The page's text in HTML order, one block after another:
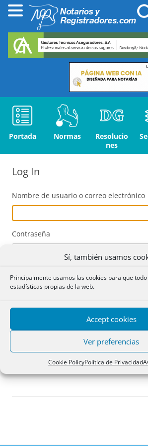
Sí, también usamos
Principalmente usamos las cookies para que
estadísticas propias de la web.
Accept cookies
Ver preferencias
Cookie PolicyPolítica de Privacidad
Portada Normas
Resolucio
nes
Log In
Nombre de usuario o correo electrónico
Contraseña
Acceder
Registro
¿Has olvidado tu contraseña?